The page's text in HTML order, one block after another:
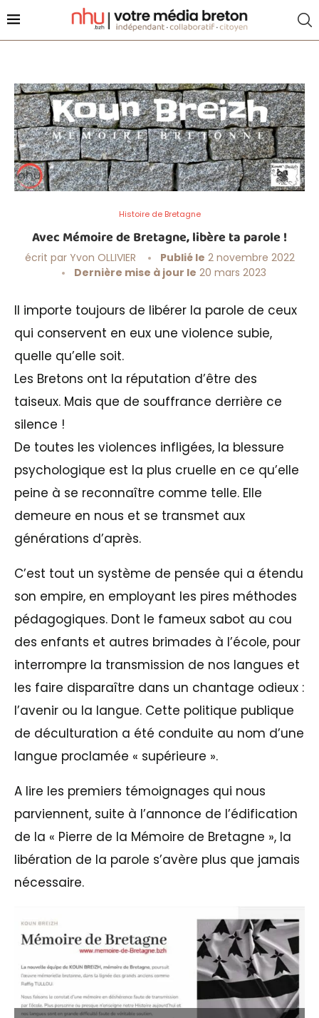
Histoire de Bretagne
Avec Mémoire de Bretagne, libère ta parole !
écrit par Yvon OLLIVIER Publié le 2 novembre 2022
Dernière mise à jour le 20 mars 2023
Il importe toujours de libérer la parole de ceux
qui conservent en eux une violence subie,
quelle qu’elle soit.
Les Bretons ont la réputation d’être des
taiseux. Mais que de souffrance derrière ce
silence !
De toutes les violences infligées, la blessure
psychologique est la plus cruelle en ce qu’elle
peine à se reconnaître comme telle. Elle
demeure en nous et se transmet aux
générations d’après.
C’est tout un système de pensée qui a étendu
son empire, en employant les pires méthodes
pédagogiques. Dont le fameux sabot au cou
des enfants et autres brimades à l’école, pour
interrompre la transmission de nos langues et
les faire disparaître dans un chantage odieux :
l’avenir ou la langue. Cette politique publique
de déculturation a été conduite au nom d’une
langue proclamée « supérieure ».
A lire les premiers témoignages qui nous
parviennent, suite à l’annonce de l’édification
de la « Pierre de la Mémoire de Bretagne », la
libération de la parole s’avère plus que jamais
nécessaire.